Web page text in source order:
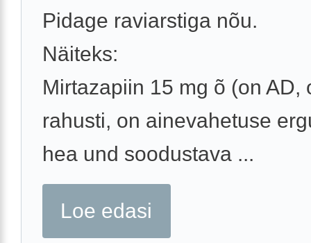
Pidage raviarstiga nõu.
Näiteks:
Mirtazapiin 15 mg õ (on AD,
rahusti, on ainevahetuse
hea und soodustava ...
Loe edasi